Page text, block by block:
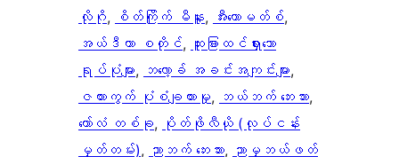
လိုဂို, စိတ်ကြိုက် မီနူး, အီးကောမတ်စ်
အယ်ဒီတာ စတိုင်, ထူးခြားထင်ရှားသော
ရုပ်ပုံများ, ဘလော့ခ် အခင်းအကျင်းများ
ဇယားကွက် ပုံစံချထားမှု, ဘယ်ဘက် ဘေးဘား
ကော်လံ တစ်ခု, ပိုတ်ဖိုလီယို (လုပ်ငန်း
မှတ်တမ်း), ညာဘက် ဘေးဘား, ညာမှဘယ်ဖတ်